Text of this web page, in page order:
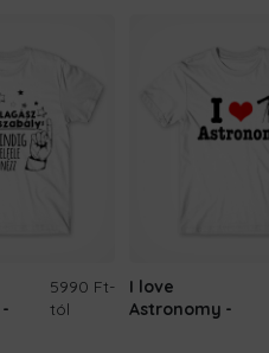
5990 Ft-
tól
I love
Astronomy